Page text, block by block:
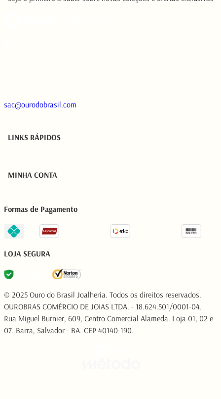
sac@ourodobrasil.com
LINKS RÁPIDOS
MINHA CONTA
Formas de Pagamento
LOJA SEGURA
© 2025 Ouro do Brasil Joalheria. Todos os direitos reservados.
OUROBRAS COMÉRCIO DE JOIAS LTDA. - 18.624.501/0001-04.
Rua Miguel Burnier, 609, Centro Comercial Alameda. Loja 01, 02 e
07. Barra, Salvador - BA. CEP 40140-190.